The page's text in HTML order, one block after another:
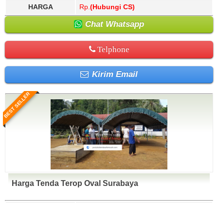
HARGA Rp. (Hubungi CS)
Chat Whatsapp
Telphone
Kirim Email
BEST SELLER
Harga Tenda Terop Oval Surabaya